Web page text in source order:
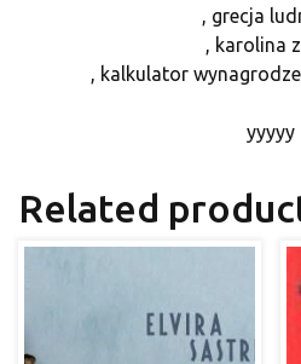
, grecja
, karolina
, kalkulator
yyyyy
Related